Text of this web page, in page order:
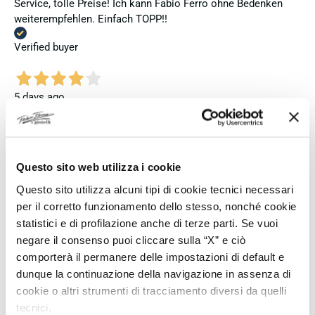
Questo sito web utilizza i cookie
Questo sito utilizza alcuni tipi di cookie tecnici necessari
per il corretto funzionamento dello stesso, nonché cookie
statistici e di profilazione anche di terze parti. Se vuoi
negare il consenso puoi cliccare sulla “X” e ciò
comporterà il permanere delle impostazioni di default e
dunque la continuazione della navigazione in assenza di
cookie o altri strumenti di tracciamento diversi da quelli
tecnici.
Service, tolle Preise! Ich kann Fabio Ferro ohne Bedenken
weiterempfehlen. Einfach TOPP!!
Verified buyer
5 days ago
Ich bin insgesamt mit meinem Kauf zufrieden. Die Uhr ist
neu, original und funktioniert einwandfrei. Besonders positiv
Seiko-Garantieschein. Der Versand war außerdem schnell.
Dennoch vergebe ich 4 statt 5 Sterne, da die Lieferung nicht
meinen Erwartungen an einen autorisierten Seiko-Händler
entsprach. Die Uhr kam ohne die üblichen Schutzfolien am
Armband, die Originalverpackung entsprach nicht der
Verpackung, die ich von diesem Modell aus offiziellen
Präsentationen und Videos kenne (andere Box und anderes
Uhrenkissen), und auch die Seiko-Hangtags mit
Modellinformationen fehlten. Die Uhr selbst ist in neuem